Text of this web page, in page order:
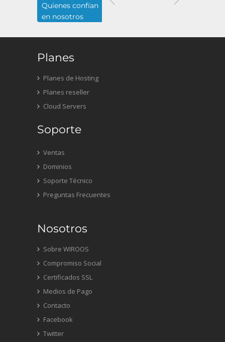
Quienes confían
en nosotros
Planes
Planes de Hosting
Planes reseller
Cloud Servers
Soporte
Ventas
Dominios
Soporte Técnico
Preguntas Frecuentes
Nosotros
Sobre WIROOS
Compromiso Social
Certificados SSL
Medios de Pago
Contacto
Facebook
Twitter